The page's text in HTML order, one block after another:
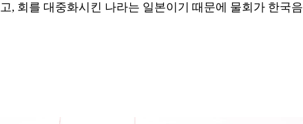
, 회를 대중화시킨 나라는 일본이기 때문에 물회가 한국음